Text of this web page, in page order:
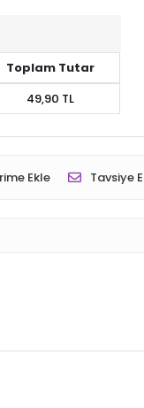
Toplam Tutar
49,90 TL
Ekle Tavsiye